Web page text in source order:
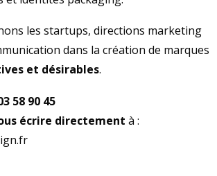
les startups, directions marketing
dans la création de marques
et désirables.
58 90 45
écrire directement à :